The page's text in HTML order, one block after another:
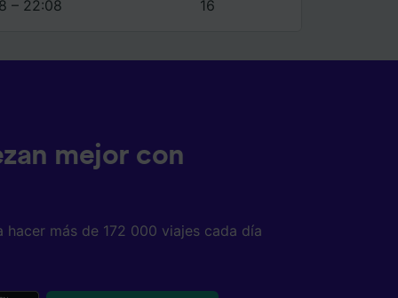
– 22:08 16
mejor con
más de 172 000 viajes cada día